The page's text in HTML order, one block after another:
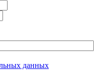
данных